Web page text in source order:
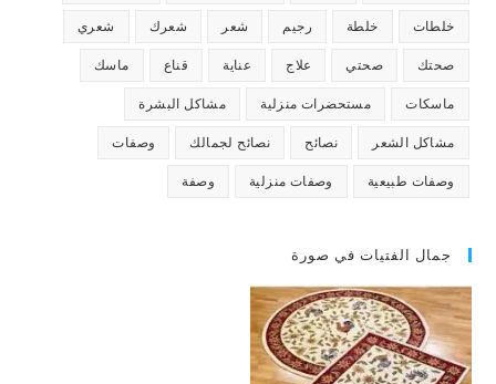
خلطات خلطة رجيم شعر شعرك شعري
صحتك صحتي علاج عناية قناع ماسك
ماسكات مستحضرات منزلية مشاكل البشرة
مشاكل الشعر نصائح نصائح لجمالك وصفات
وصفات طبيعية وصفات منزلية وصفة
جمال الفتيات في صورة